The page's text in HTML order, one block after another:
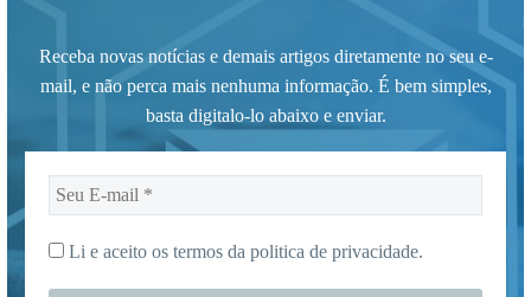
Receba novas notícias e demais artigos diretamente no seu e-
mail, e não perca mais nenhuma informação. É bem simples,
basta digitalo-lo abaixo e enviar.
Seu
E-
mail
*
Li e aceito os termos da politica de privacidade.